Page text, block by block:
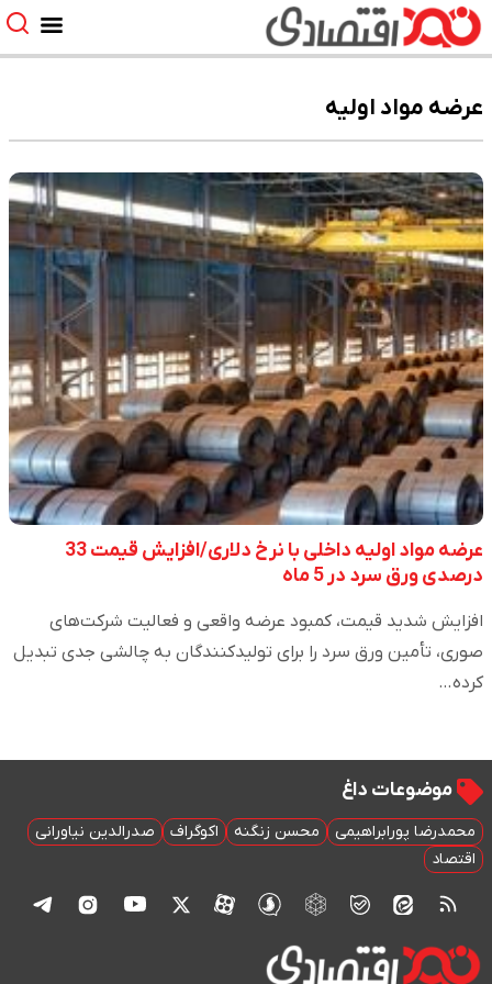
عرضه مواد اولیه
عرضه مواد اولیه داخلی با نرخ دلاری/افزایش قیمت 33
درصدی ورق سرد در 5 ماه
افزایش شدید قیمت، کمبود عرضه واقعی و فعالیت شرکت‌های
صوری، تأمین ورق سرد را برای تولیدکنندگان به چالشی جدی تبدیل
کرده…
موضوعات داغ
محمدرضا پورابراهیمی محسن زنگنه اکوگراف
صدرالدین نیاورانی
اقتصاد